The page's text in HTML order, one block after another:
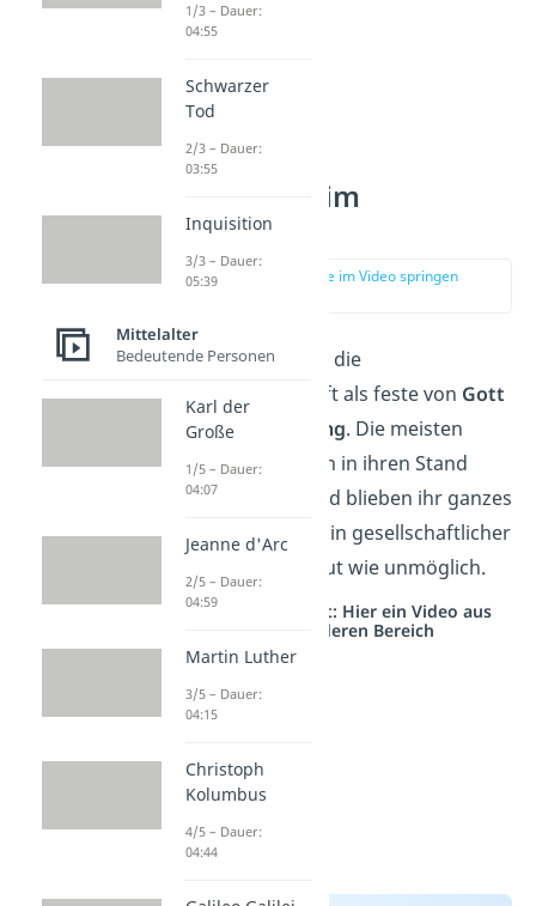
Die Stände im
Mittelalter
zur Stelle im Video springen
Im Mittelalter galt die
Ständegesellschaft als feste von Gott
gegebene Ordnung. Die meisten
Menschen wurden in ihren Stand
hineingeboren und blieben ihr ganzes
Leben lang dort. Ein gesellschaftlicher
Aufstieg war so gut wie unmöglich.
Studyflix vernetzt: Hier ein Video aus
einem anderen Bereich
1/3 – Dauer:
04:55
Schwarzer
Tod
2/3 – Dauer:
03:55
Inquisition
3/3 – Dauer:
05:39
Mittelalter
Bedeutende Personen
Karl der
Große
1/5 – Dauer:
04:07
Jeanne d'Arc
2/5 – Dauer:
04:59
Martin Luther
3/5 – Dauer:
04:15
Christoph
Kolumbus
4/5 – Dauer:
04:44